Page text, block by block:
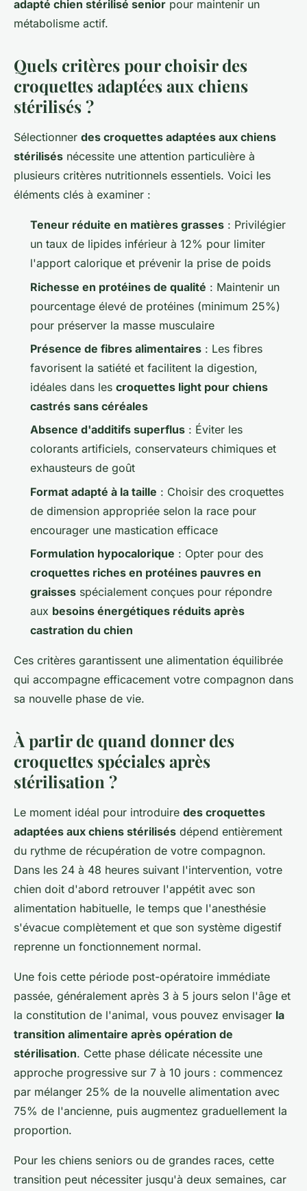
adapté chien stérilisé senior pour maintenir un
métabolisme actif.
Quels critères pour choisir des
croquettes adaptées aux chiens
stérilisés ?
Sélectionner des croquettes adaptées aux chiens
stérilisés nécessite une attention particulière à
plusieurs critères nutritionnels essentiels. Voici les
éléments clés à examiner :
Teneur réduite en matières grasses : Privilégier
un taux de lipides inférieur à 12% pour limiter
l'apport calorique et prévenir la prise de poids
Richesse en protéines de qualité : Maintenir un
pourcentage élevé de protéines (minimum 25%)
pour préserver la masse musculaire
Présence de fibres alimentaires : Les fibres
favorisent la satiété et facilitent la digestion,
idéales dans les croquettes light pour chiens
castrés sans céréales
Absence d'additifs superflus : Éviter les
colorants artificiels, conservateurs chimiques et
exhausteurs de goût
Format adapté à la taille : Choisir des croquettes
de dimension appropriée selon la race pour
encourager une mastication efficace
Formulation hypocalorique : Opter pour des
croquettes riches en protéines pauvres en
graisses spécialement conçues pour répondre
aux besoins énergétiques réduits après
castration du chien
Ces critères garantissent une alimentation équilibrée
qui accompagne efficacement votre compagnon dans
sa nouvelle phase de vie.
À partir de quand donner des
croquettes spéciales après
stérilisation ?
Le moment idéal pour introduire des croquettes
adaptées aux chiens stérilisés dépend entièrement
du rythme de récupération de votre compagnon.
Dans les 24 à 48 heures suivant l'intervention, votre
chien doit d'abord retrouver l'appétit avec son
alimentation habituelle, le temps que l'anesthésie
s'évacue complètement et que son système digestif
reprenne un fonctionnement normal.
Une fois cette période post-opératoire immédiate
passée, généralement après 3 à 5 jours selon l'âge et
la constitution de l'animal, vous pouvez envisager la
transition alimentaire après opération de
stérilisation. Cette phase délicate nécessite une
approche progressive sur 7 à 10 jours : commencez
par mélanger 25% de la nouvelle alimentation avec
75% de l'ancienne, puis augmentez graduellement la
proportion.
Pour les chiens seniors ou de grandes races, cette
transition peut nécessiter jusqu'à deux semaines, car